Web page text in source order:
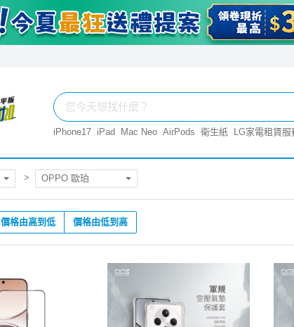
iPhone17 iPad Mac Neo AirPods 衛生紙 LG家電租賃服
OPPO 歐珀
價格由高到低 價格由低到高